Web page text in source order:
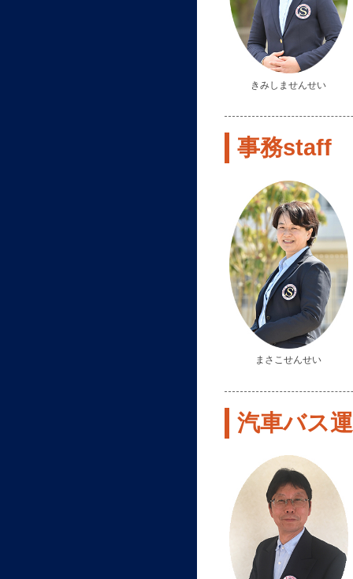
きみしませんせい
事務staff
まさこせんせい
汽車バス